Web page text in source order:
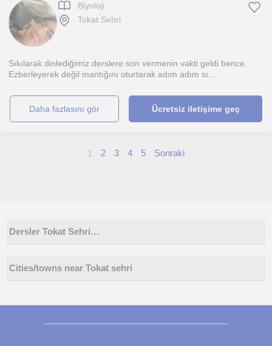
Biyoloji
Tokat Sehri
Sıkılarak dinlediğimiz derslere son vermenin vakti geldi bence.
Ezberleyerek değil mantığını oturtarak adım adım sı...
daha fazlasını gör Ücretsiz iletişime geç
1 2 3 4 5 Sonraki
Dersler Tokat Sehri…
Cities/towns near Tokat sehri